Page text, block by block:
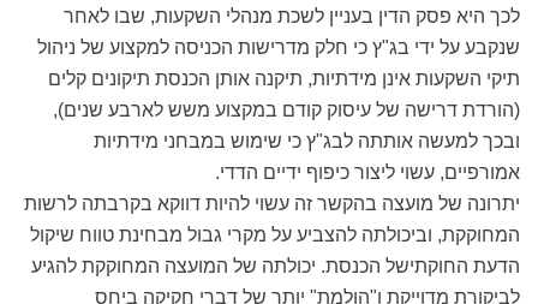
לכך היא פסק הדין בעניין לשכת מנהלי השקעות, שבו לאחר
שנקבע על ידי בג"ץ כי חלק מדרישות הכניסה למקצוע של ניהול
תיקי השקעות אינן מידתיות, תיקנה אותן הכנסת תיקונים קלים
(הורדת דרישה של עיסוק קודם במקצוע משש לארבע שנים),
ובכך למעשה אותתה לבג"ץ כי שימוש במבחני מידתיות
אמורפיים, עשוי ליצור כיפוף ידיים הדדי.
יתרונה של מועצה בהקשר זה עשוי להיות דווקא בקרבתה לרשות
המחוקקת, וביכולתה להצביע על מקרי גבול מבחינת טווח שיקול
הדעת החוקתישל הכנסת. יכולתה של המועצה המחוקקת להגיע
לביקורת מדוייקת ו"הולמת" יותר של דברי חקיקה ביחס